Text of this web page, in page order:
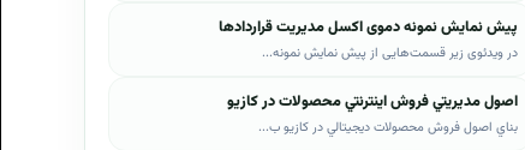
پیش نمایش نمونه دموی اکسل مدیریت قراردادها
در ویدئوی زیر قسمت‌هایی از پیش نمایش نمونه...
اصول مديريتي فروش اينترنتي محصولات در کازيو
بناي اصول فروش محصولات ديجيتالي در کازيو ب...